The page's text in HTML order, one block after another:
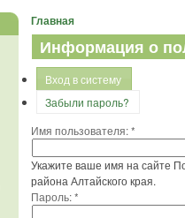
Главная
Информация о
Вход в систему
Забыли пароль?
Имя пользователя:*
Укажите ваше имя на сайте
района Алтайского края.
Пароль:*